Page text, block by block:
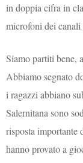
in doppia cifra in
microfoni dei
Siamo partiti bene,
Abbiamo segnato
i ragazzi abbiano
Salernitana sono
risposta importante
hanno provato a